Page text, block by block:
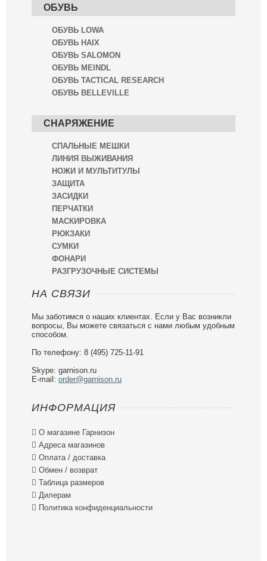
ОБУВЬ
ОБУВЬ LOWA
ОБУВЬ HAIX
ОБУВЬ SALOMON
ОБУВЬ MEINDL
ОБУВЬ TACTICAL RESEARCH
ОБУВЬ BELLEVILLE
СНАРЯЖЕНИЕ
СПАЛЬНЫЕ МЕШКИ
ЛИНИЯ ВЫЖИВАНИЯ
НОЖИ И МУЛЬТИТУЛЫ
ЗАЩИТА
ЗАСИДКИ
ПЕРЧАТКИ
МАСКИРОВКА
РЮКЗАКИ
СУМКИ
ФОНАРИ
РАЗГРУЗОЧНЫЕ СИСТЕМЫ
НА СВЯЗИ
Мы заботимся о наших клиентах. Если у Вас возникли
вопросы, Вы можете связаться с нами любым удобным
способом.
По телефону: 8 (495) 725-11-91
Skype: garnison.ru
E-mail: order@garnison.ru
ИНФОРМАЦИЯ
 О магазине Гарнизон
 Адреса магазинов
 Оплата / доставка
 Обмен / возврат
 Таблица размеров
 Дилерам
 Политика конфиденциальности